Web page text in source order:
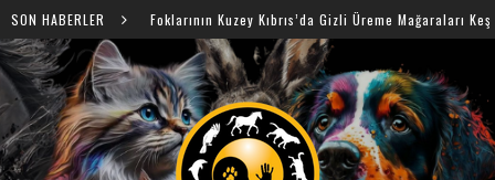
SON HABERLER
Akdeniz Foklarının Kuzey Kıbrıs’da Gizli Üreme Mağaraları Keşfedildi